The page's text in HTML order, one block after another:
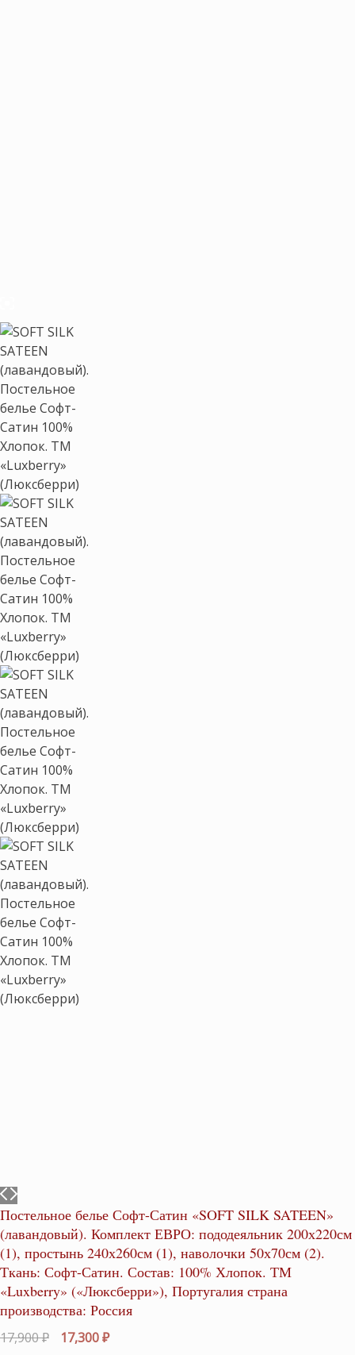
Постельное белье Софт-Сатин «SOFT SILK SATEEN»
(лавандовый). Комплект ЕВРО: пододеяльник 200х220см
(1), простынь 240х260см (1), наволочки 50х70см (2).
Ткань: Софт-Сатин. Состав: 100% Хлопок. ТМ
«Luxberry» («Люксберри»), Португалия страна
производства: Россия
17,900₽
Первоначальная
17,300₽Текущая